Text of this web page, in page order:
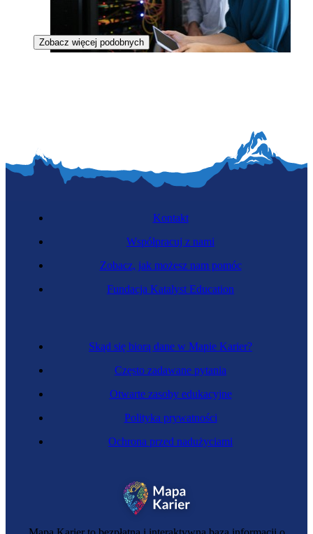
Testerka oprogramowania
Zawód przyszłości
Projektantka hybrydowej rzeczywistości
Zobacz więcej podobnych
Skąd się biorą dane w Mapie Karier?
Często zadawane pytania
Otwarte zasoby edukacyjne
Polityka prywatności
Ochrona przed nadużyciami
Kontakt
Współpracuj z nami
Zobacz, jak możesz nam pomóc
Fundacja Katalyst Education